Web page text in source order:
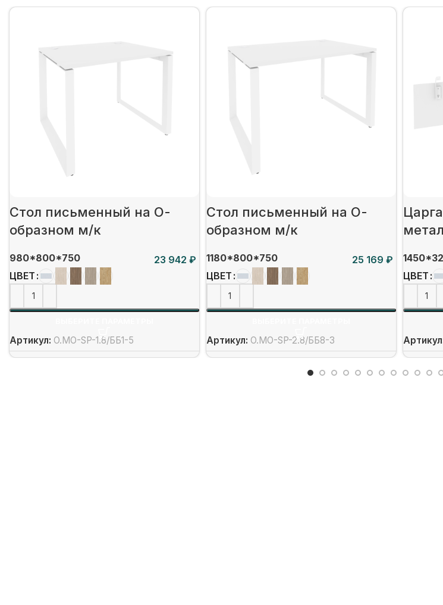
Стол письменный на О-
образном м/к
980*800*750
₽
ЦВЕТ
Артикул: O.MO-SP-1.8/ББ1-5
Стол письменный на О-
образном м/к
1180*800*750
₽
ЦВЕТ
Артикул: O.MO-SP-2.8/ББ8-3
ЦВЕТ